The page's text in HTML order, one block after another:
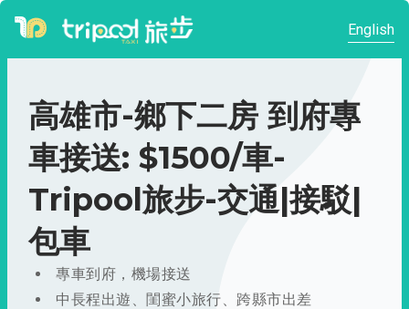
English
高雄市-鄉下二房 到府專
車接送: $1500/車-
Tripool旅步-交通|接駁|
包車
專車到府，機場接送
中長程出遊、閨蜜小旅行、跨縣市出差